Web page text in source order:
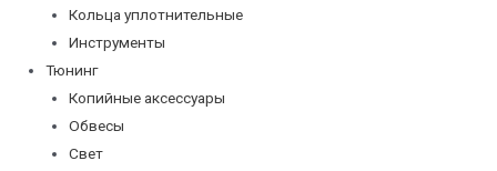
Кольца уплотнительные
Инструменты
Тюнинг
Копийные аксессуары
Обвесы
Свет